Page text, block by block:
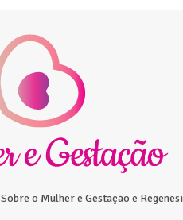
Sobre o Mulher e Gestação e